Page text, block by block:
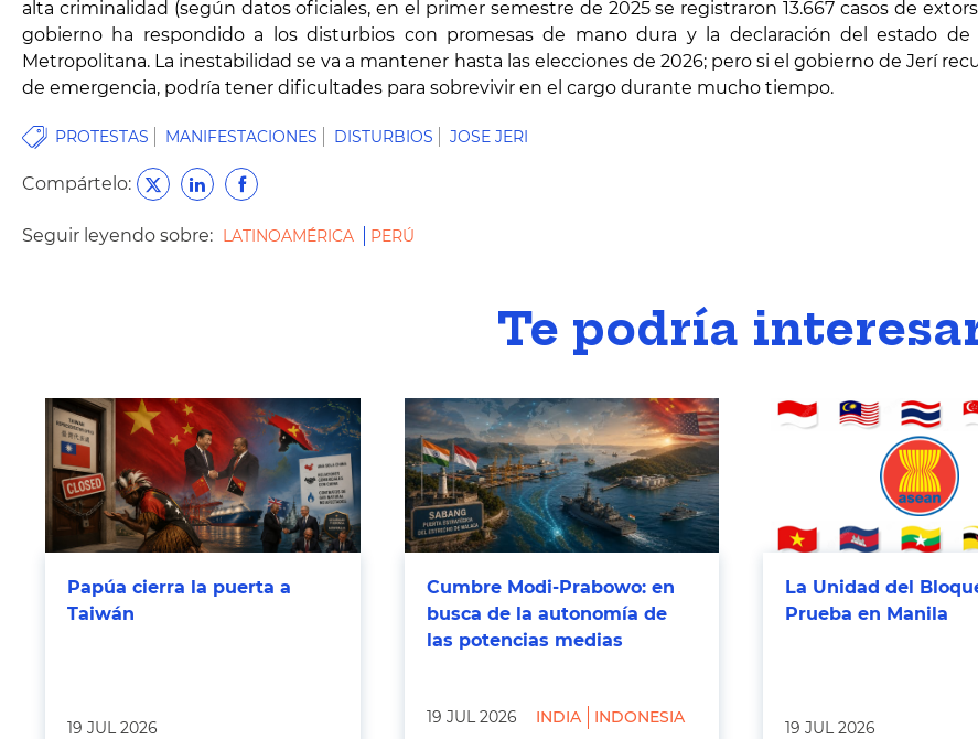
alta criminalidad (según datos oficiales, en el primer semestre de 2025 se registraron 13.667 casos de
gobierno ha respondido a los disturbios con promesas de mano dura y la declaración del estado
Metropolitana. La inestabilidad se va a mantener hasta las elecciones de 2026; pero si el gobierno de Jerí
de emergencia, podría tener dificultades para sobrevivir en el cargo durante mucho tiempo.
PROTESTAS MANIFESTACIONES DISTURBIOS JOSE JERI
Compártelo:
Seguir leyendo sobre: LATINOAMÉRICA PERÚ
Te podría
Papúa cierra la puerta a
Taiwán
19 JUL 2026
Cumbre Modi-Prabowo: en
busca de la autonomía de
las potencias medias
19 JUL 2026 INDIA INDONESIA
La Unidad del
Prueba en Manila
19 JUL 2026